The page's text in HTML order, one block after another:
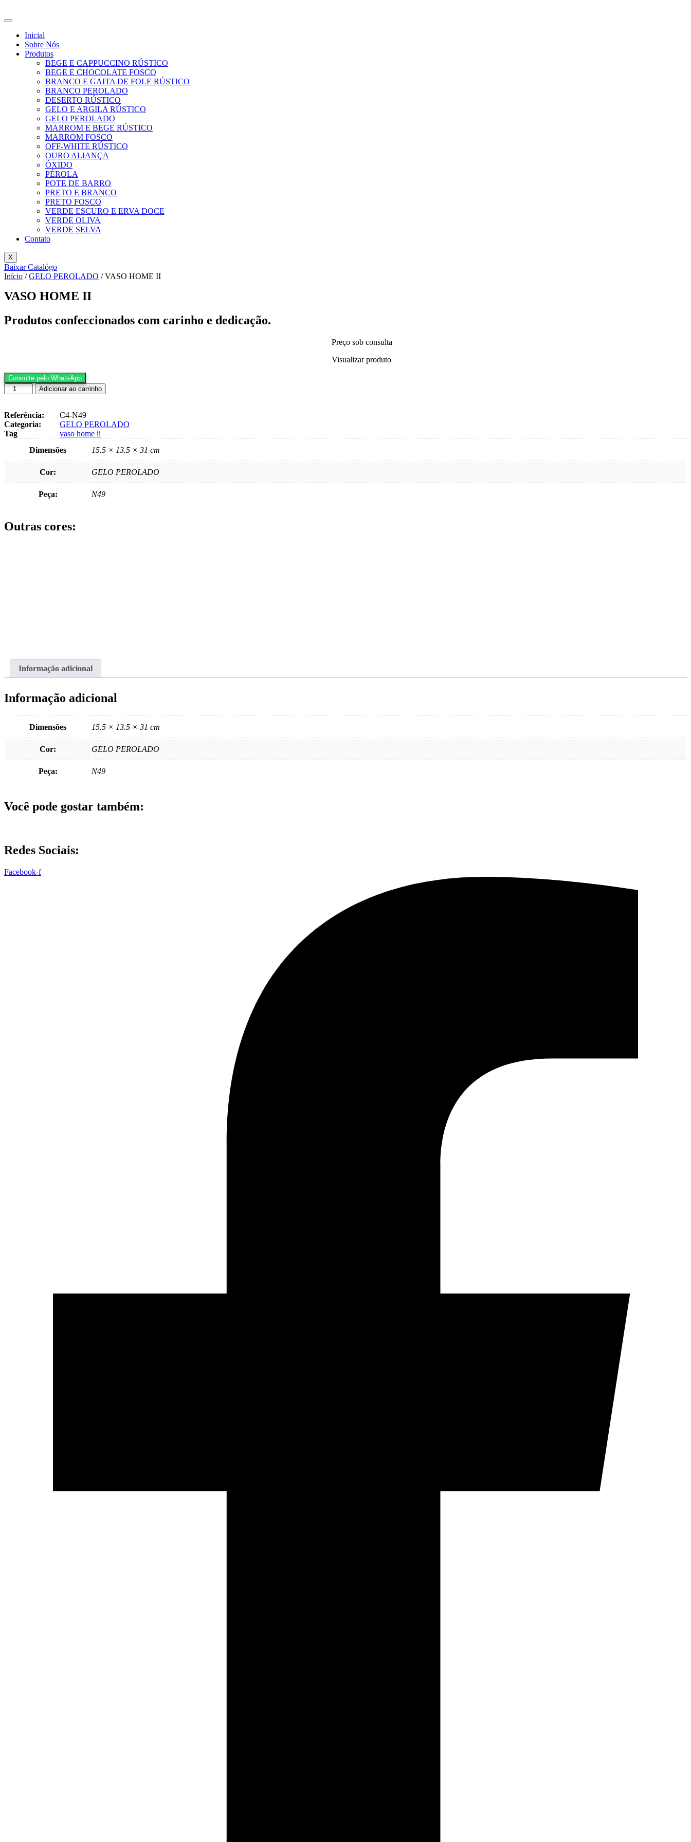
para
conteúdoInicial
Sobre Nós
Produtos
BEGE E CAPPUCCINO RÚSTICO
BEGE E CHOCOLATE FOSCO
BRANCO E GAITA DE FOLE RÚSTICO
BRANCO PEROLADO
DESERTO RÚSTICO
GELO E ARGILA RÚSTICO
GELO PEROLADO
MARROM E BEGE RÚSTICO
MARROM FOSCO
OFF-WHITE RÚSTICO
OURO ALIANÇA
ÓXIDO
PÉROLA
POTE DE BARRO
PRETO E BRANCO
PRETO FOSCO
VERDE ESCURO E ERVA DOCE
VERDE OLIVA
VERDE SELVA
Contato
X
Baixar Catalógo
Início /GELO PEROLADO / VASO HOME II
VASO HOME II
Produtos confeccionados com carinho e dedicação.
Preço sob consulta
Visualizar produto
Consulte pelo WhatsApp
VASO
HOME
quantidade
Adicionar ao carrinho
Referência:
C4-N49
Categoria:
GELO PEROLADO
Tag
vaso home ii
Dimensões
15.5 × 13.5 × 31 cm
Cor: GELO PEROLADO
Peça: N49
Outras cores:
Informação adicional
Informação adicional
Dimensões 15.5 × 13.5 × 31 cm
Cor: GELO PEROLADO
Peça: N49
Você pode gostar também:
Redes Sociais:
Facebook-f